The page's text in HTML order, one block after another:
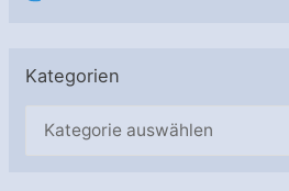
Kategorien